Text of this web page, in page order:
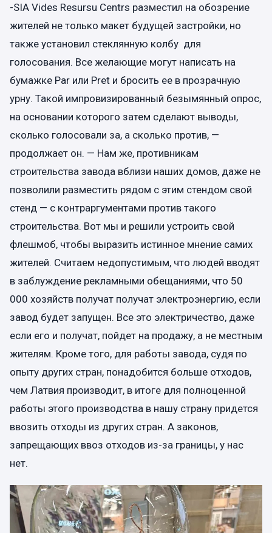
-SIA Vides Resursu Centrs разместил на обозрение
жителей не только макет будущей застройки, но
также установил стеклянную колбу для
голосования. Все желающие могут написать на
бумажке Рar или Рret и бросить ее в прозрачную
урну. Такой импровизированный безымянный опрос,
на основании которого затем сделают выводы,
сколько голосовали за, а сколько против, —
продолжает он. — Нам же, противникам
строительства завода вблизи наших домов, даже не
позволили разместить рядом с этим стендом свой
стенд — с контраргументами против такого
строительства. Вот мы и решили устроить свой
флешмоб, чтобы выразить истинное мнение самих
жителей. Считаем недопустимым, что людей вводят
в заблуждение рекламными обещаниями, что 50
000 хозяйств получат получат электроэнергию, если
завод будет запущен. Все это электричество, даже
если его и получат, пойдет на продажу, а не местным
жителям. Кроме того, для работы завода, судя по
опыту других стран, понадобится больше отходов,
чем Латвия производит, в итоге для полноценной
работы этого производства в нашу страну придется
ввозить отходы из других стран. А законов,
запрещающих ввоз отходов из-за границы, у нас
нет.